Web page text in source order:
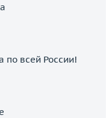
по всей России!